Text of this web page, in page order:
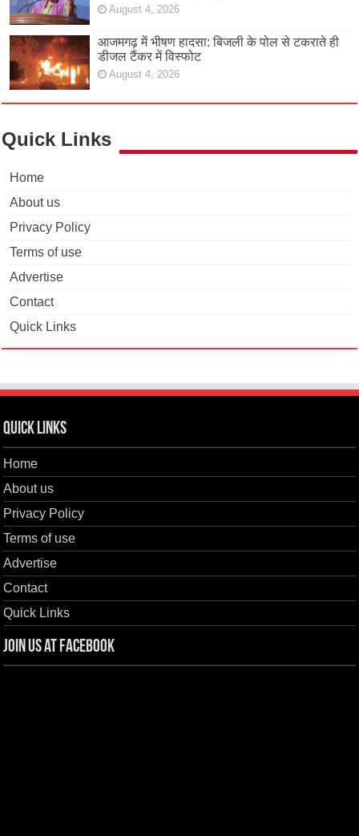
August 4, 2026
आजमगढ़ में भीषण हादसा: बिजली के पोल से टकराते ही
डीजल टैंकर में विस्फोट
August 4, 2026
Quick Links
Home
About us
Privacy Policy
Terms of use
Advertise
Contact
Quick Links
Quick Links
Home
About us
Privacy Policy
Terms of use
Advertise
Contact
Quick Links
Join us at Facebook